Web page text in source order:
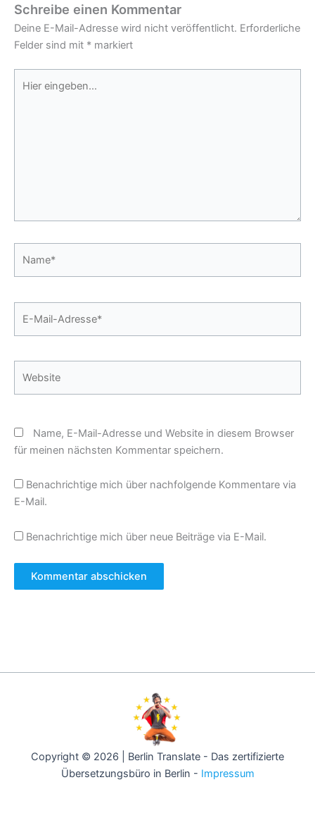
Schreibe einen Kommentar
Deine E-Mail-Adresse wird nicht veröffentlicht. Erforderliche
Felder sind mit * markiert
eingeben…
Mail-
Name, E-Mail-Adresse und Website in diesem Browser
für meinen nächsten Kommentar speichern.
Benachrichtige mich über nachfolgende Kommentare via
E-Mail.
Benachrichtige mich über neue Beiträge via E-Mail.
Copyright © 2026 | Berlin Translate - Das zertifizierte
Übersetzungsbüro in Berlin - Impressum